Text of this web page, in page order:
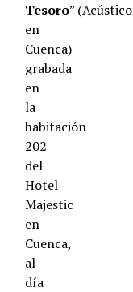
Tesoro” (Acústico
en
Cuenca)
grabada
en
la
habitación
202
del
Hotel
Majestic
en
Cuenca,
al
día